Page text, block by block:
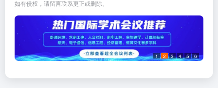
如有侵权，请留言联系更正或删除。
1 2 3 4 5 6